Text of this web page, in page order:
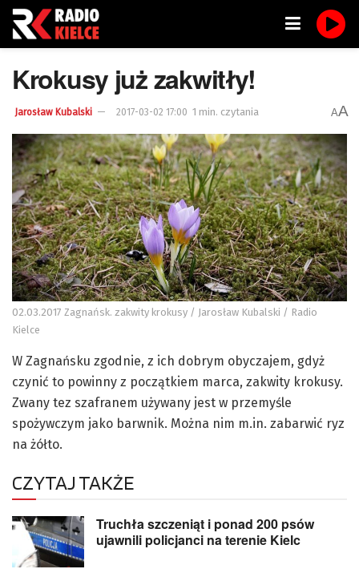
Krokusy już zakwitły!
Jarosław Kubalski 2017-03-02 17:00 1 min. czytania AA
02.03.2017 Zagnańsk. zakwity krokusy / Jarosław Kubalski / Radio
Kielce
W Zagnańsku zgodnie, z ich dobrym obyczajem, gdyż
czynić to powinny z początkiem marca, zakwity krokusy.
Zwany tez szafranem używany jest w przemyśle
spożywczym jako barwnik. Można nim m.in. zabarwić ryz
na żółto.
CZYTAJ TAKŻE
Truchła szczeniąt i ponad 200 psów
ujawnili policjanci na terenie Kielc